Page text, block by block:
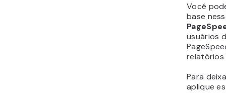
Você
base
usuários
relatórios
Para
aplique